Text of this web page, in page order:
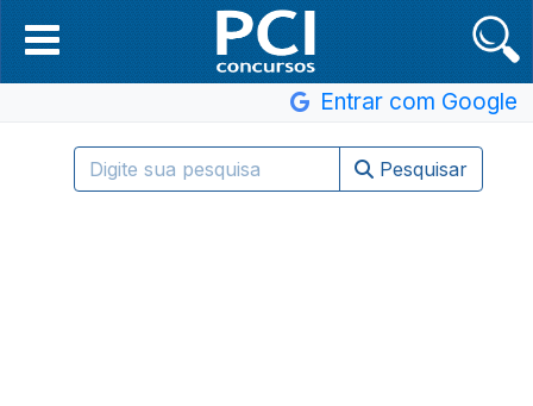
Entrar com Google
Pesquisar